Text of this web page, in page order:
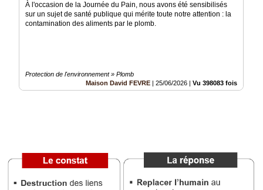
Vidéos
Prémium
éditeur
À l'occasion de la Journée du Pain, nous avons été sensibilisés
sur un sujet de santé publique qui mérite toute notre attention : la
contamination des aliments par le plomb.
Protection de l'environnement » Plomb
Maison David FEVRE
25/06/2026 Vu 398083 fois